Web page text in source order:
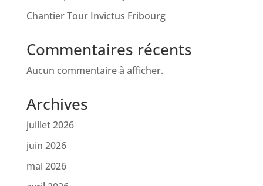
Chantier Tour Invictus Fribourg
Commentaires récents
Aucun commentaire à afficher.
Archives
juillet 2026
juin 2026
mai 2026